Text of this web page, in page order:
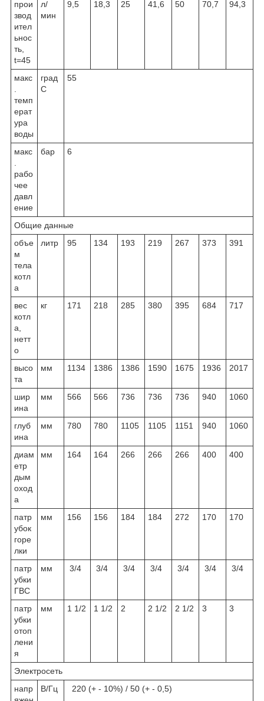
прои
звод
ител
ьнос
ть,
t=45
л/
мин
9,5 18,3 25 41,6 50 70,7 94,3
макс
темп
ерат
ура
воды
град
С
55
макс
рабо
чее
давл
ение
бар 6
Общие данные
объе
м
тела
котл
а
литр 95 134 193 219 267 373 391
вес
котл
а,
нетт
о
кг 171 218 285 380 395 684 717
высо
та
мм 1134 1386 1386 1590 1675 1936 2017
шир
ина
мм 566 566 736 736 736 940 1060
глуб
ина
мм 780 780 1105 1105 1151 940 1060
диам
етр
дым
оход
а
мм 164 164 266 266 266 400 400
патр
убок
горе
лки
мм 156 156 184 184 272 170 170
патр
убки
ГВС
мм 3/4 3/4 3/4 3/4 3/4 3/4 3/4
патр
убки
отоп
лени
я
мм 1 1/2 1 1/2 2 2 1/2 2 1/2 3 3
Электросеть
напр
В/Гц 220 (+ - 10%) / 50 (+ - 0,5)